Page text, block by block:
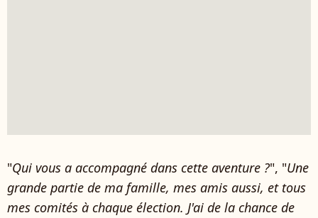
"Qui vous a accompagné dans cette aventure ?", "Une
grande partie de ma famille, mes amis aussi, et tous
mes comités à chaque élection. J'ai de la chance de